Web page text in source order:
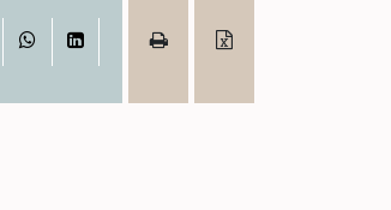
WhatsAppLinkedIn